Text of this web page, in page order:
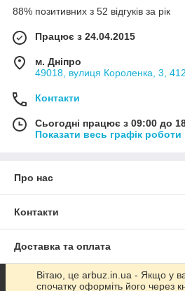
88% позитивних з 52 відгуків за рік
Працює з 24.04.2015
м. Дніпро
49018, вулиця Короленка, 3, 412
Контакти
Сьогодні працює з 09:00 до
Показати весь графік роботи
Про нас
Контакти
Доставка та оплата
Графік роботи
Вітаю, це arbuz.in.ua - Якщо у
спочатку оформіть його через